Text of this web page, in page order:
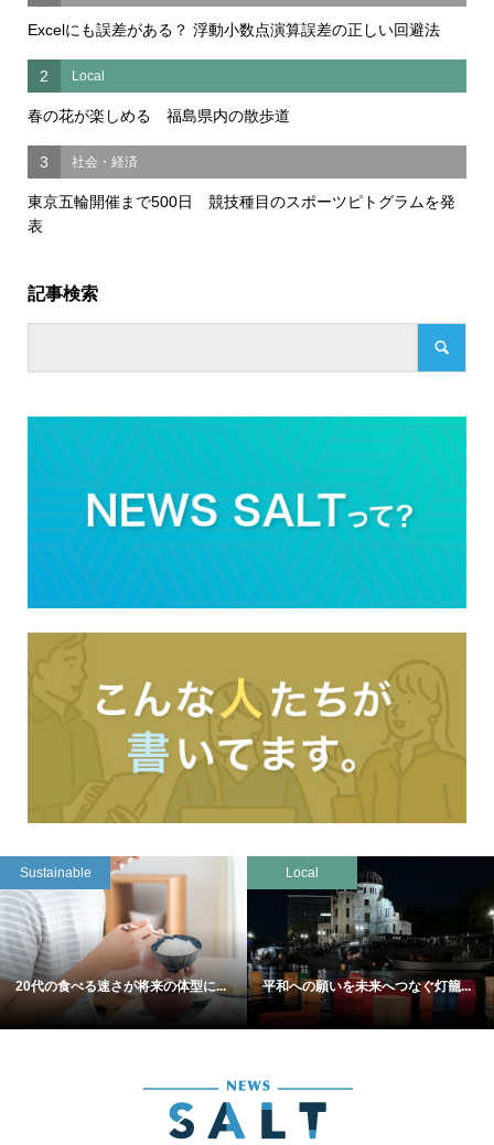
Excelにも誤差がある？ 浮動小数点演算誤差の正しい回避法
2 Local
春の花が楽しめる 福島県内の散歩道
3 社会・経済
東京五輪開催まで500日 競技種目のスポーツピトグラムを発
表
記事検索
Sustainable
20代の食べる速さが将来の体型に...
Local
平和への願いを未来へつなぐ灯籠...